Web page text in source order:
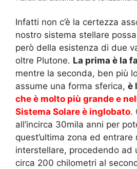
Infatti non c’è la certezza
nostro sistema stellare
però della esistenza di due
oltre Plutone. La prima è la
mentre la seconda, ben più
assume una forma sferica, è
che è molto più grande e
Sistema Solare è inglobato.
all’incirca 30mila anni per
quest’ultima zona ed entrare
interstellare, procedendo ad
circa 200 chilometri al